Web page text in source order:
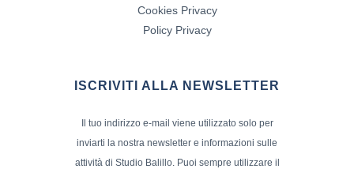
Cookies Privacy
Policy Privacy
ISCRIVITI ALLA NEWSLETTER
Il tuo indirizzo e-mail viene utilizzato solo per
inviarti la nostra newsletter e informazioni sulle
attività di Studio Balillo. Puoi sempre utilizzare il